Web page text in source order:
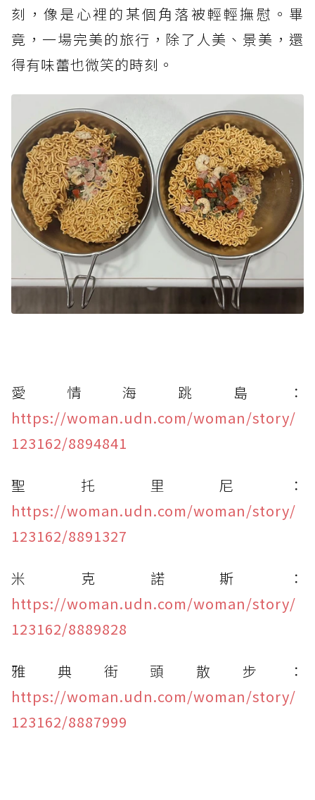
刻，像是心裡的某個角落被輕輕撫慰。畢
竟，一場完美的旅行，除了人美、景美，還
得有味蕾也微笑的時刻。
愛情海跳島：
https://woman.udn.com/woman/story/
123162/8894841
聖托里尼：
https://woman.udn.com/woman/story/
123162/8891327
米克諾斯：
https://woman.udn.com/woman/story/
123162/8889828
雅典街頭散步：
https://woman.udn.com/woman/story/
123162/8887999